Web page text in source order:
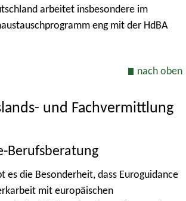
arbeitet insbesondere im
eng mit der HdBA
nach oben
und Fachvermittlung
Berufsberatung
es die Besonderheit, dass Euroguidance
mit europäischen